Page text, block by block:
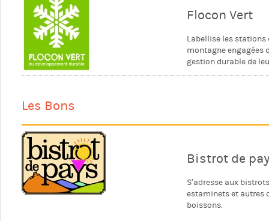
Flocon Vert
Labellise les stations
montagne engagées
gestion durable de
Les Bons
Bistrot de
S’adresse aux
estaminets et autres
boissons.